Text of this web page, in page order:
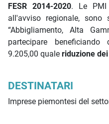
FESR 2014-2020. Le PMI
all'avviso regionale, sono
“Abbigliamento, Alta
partecipare
9.205,00 quale riduzione
DESTINATARI
Imprese piemontesi del